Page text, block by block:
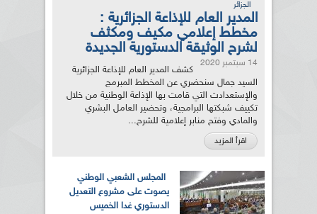
الجزائر
المدير العام للإذاعة الجزائرية :
مخطط إعلامي مكيف ومكثف
لشرح الوثيقة الدستورية الجديدة
14 سبتمبر 2020
كشف المدير العام للإذاعة الجزائرية
السيد جمال سنحضري عن المخطط المبرمج
والإستعدادت التي قامت بها الإذاعة الوطنية من خلال
تكييف شبكتها البرامجية، وتحضير العامل البشري
والمادي وفتح منابر إعلامية للشرح...
اقرأ المزيد
المجلس الشعبي الوطني
يصوت على مشروع التعديل
الدستوري غدا الخميس